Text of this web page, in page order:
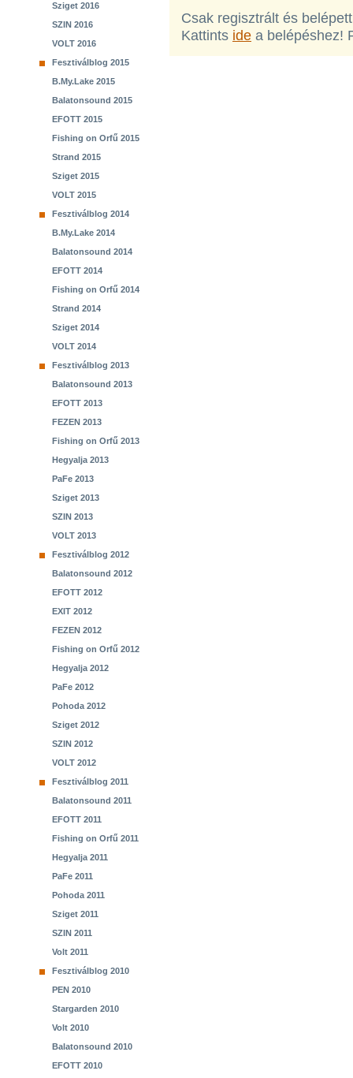
Sziget 2016
SZIN 2016
VOLT 2016
Fesztiválblog 2015
B.My.Lake 2015
Balatonsound 2015
EFOTT 2015
Fishing on Orfű 2015
Strand 2015
Sziget 2015
VOLT 2015
Fesztiválblog 2014
B.My.Lake 2014
Balatonsound 2014
EFOTT 2014
Fishing on Orfű 2014
Strand 2014
Sziget 2014
VOLT 2014
Fesztiválblog 2013
Balatonsound 2013
EFOTT 2013
FEZEN 2013
Fishing on Orfű 2013
Hegyalja 2013
PaFe 2013
Sziget 2013
SZIN 2013
VOLT 2013
Fesztiválblog 2012
Balatonsound 2012
EFOTT 2012
EXIT 2012
FEZEN 2012
Fishing on Orfű 2012
Hegyalja 2012
PaFe 2012
Pohoda 2012
Sziget 2012
SZIN 2012
VOLT 2012
Fesztiválblog 2011
Balatonsound 2011
EFOTT 2011
Fishing on Orfű 2011
Hegyalja 2011
PaFe 2011
Pohoda 2011
Sziget 2011
SZIN 2011
Volt 2011
Fesztiválblog 2010
PEN 2010
Stargarden 2010
Volt 2010
Balatonsound 2010
EFOTT 2010
Csak regisztrált és
Kattints ide a belépéshez!